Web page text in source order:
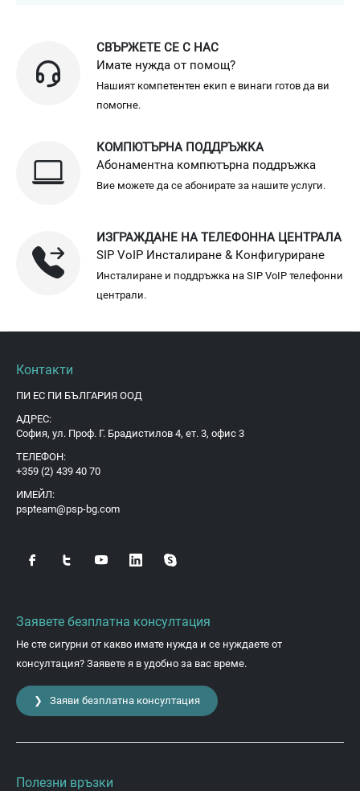
СВЪРЖЕТЕ СЕ С НАС
Имате нужда от помощ?
Нашият компетентен екип е винаги готов да ви
помогне.
КОМПЮТЪРНА ПОДДРЪЖКА
Абонаментна компютърна поддръжка
Вие можете да се абонирате за нашите услуги.
ИЗГРАЖДАНЕ НА ТЕЛЕФОННА ЦЕНТРАЛА
SIP VoIP Инсталиране & Конфигуриране
Инсталиране и поддръжка на SIP VoIP телефонни
централи.
Контакти
ПИ ЕС ПИ БЪЛГАРИЯ ООД
АДРЕС:
София, ул. Проф. Г. Брадистилов 4, ет. 3, офис 3
ТЕЛЕФОН:
+359 (2) 439 40 70
ИМЕЙЛ:
pspteam@psp-bg.com
Заявете безплатна консултация
Не сте сигурни от какво имате нужда и се нуждаете от
консултация? Заявете я в удобно за вас време.
❯ Заяви безплатна консултация
Полезни връзки